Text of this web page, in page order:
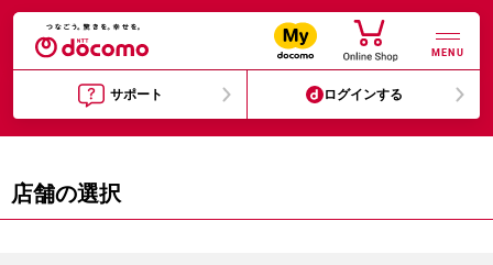
MENU
サポート ログインする
店舗の選択